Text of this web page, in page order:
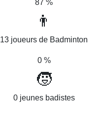
87 %
👨
13 joueurs de Badminton
0 %
🧒
0 jeunes badistes